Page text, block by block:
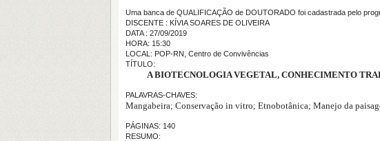
Uma banca de QUALIFICAÇÃO de DOUTORADO foi cadastrada pelo
DISCENTE : KÍVIA SOARES DE OLIVEIRA
DATA : 27/09/2019
HORA: 15:30
LOCAL: POP-RN, Centro de Convivências
TÍTULO:
A BIOTECNOLOGIA VEGETAL, CONHECIMENTO
PALAVRAS-CHAVES:
Mangabeira; Conservação in vitro; Etnobotânica; Manejo da
PÁGINAS: 140
RESUMO: